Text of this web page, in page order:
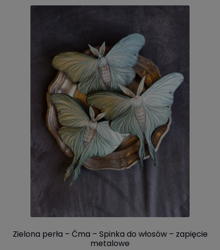
Zielona perła – Ćma – Spinka do włosów – zapięcie
metalowe